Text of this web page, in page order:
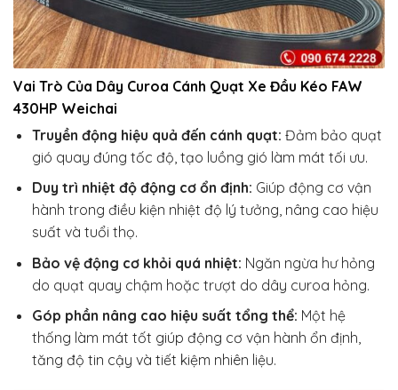
Vai Trò Của Dây Curoa Cánh Quạt Xe Đầu Kéo FAW
430HP Weichai
Truyền động hiệu quả đến cánh quạt: Đảm bảo quạt
gió quay đúng tốc độ, tạo luồng gió làm mát tối ưu.
Duy trì nhiệt độ động cơ ổn định: Giúp động cơ vận
hành trong điều kiện nhiệt độ lý tưởng, nâng cao hiệu
suất và tuổi thọ.
Bảo vệ động cơ khỏi quá nhiệt: Ngăn ngừa hư hỏng
do quạt quay chậm hoặc trượt do dây curoa hỏng.
Góp phần nâng cao hiệu suất tổng thể: Một hệ
thống làm mát tốt giúp động cơ vận hành ổn định,
tăng độ tin cậy và tiết kiệm nhiên liệu.